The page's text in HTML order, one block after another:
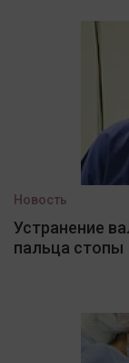
Новость
Устранение
пальца стопы